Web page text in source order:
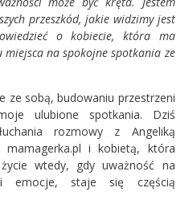
przeszkód, jakie widzimy jest
o kobiecie, która ma
miejsca na spokojne spotkania ze
ze sobą, budowaniu przestrzeni
ulubione spotkania. Dziś
rozmowy z Angeliką
mamagerka.pl i kobietą, która
wtedy, gdy uważność na
emocje, staje się częścią